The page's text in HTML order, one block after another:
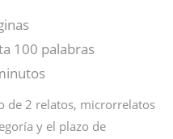
100 palabras
de 2 relatos, microrrelatos
y el plazo de